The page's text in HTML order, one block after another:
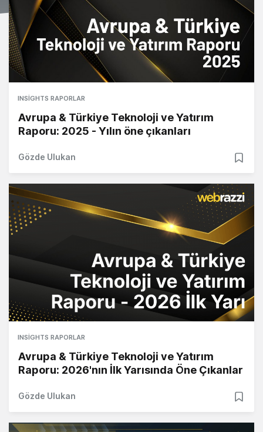
INSIGHTS RAPORLAR
Avrupa & Türkiye Teknoloji ve Yatırım
Raporu: 2025 - Yılın öne çıkanları
Gözde Ulukan
INSIGHTS RAPORLAR
Avrupa & Türkiye Teknoloji ve Yatırım
Raporu: 2026'nın İlk Yarısında Öne Çıkanlar
Gözde Ulukan